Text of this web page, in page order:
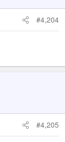
#4,204
#4,205